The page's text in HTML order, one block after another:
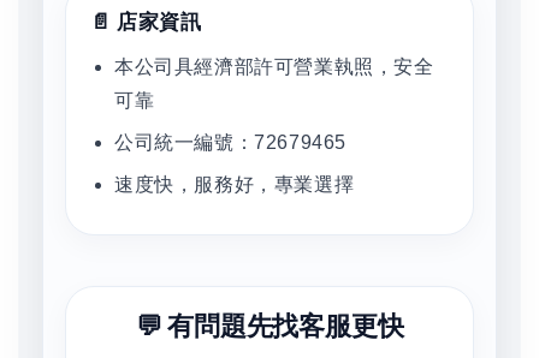
📄 店家資訊
本公司具經濟部許可營業執照，安全
可靠
公司統一編號：72679465
速度快，服務好，專業選擇
💬 有問題先找客服更快